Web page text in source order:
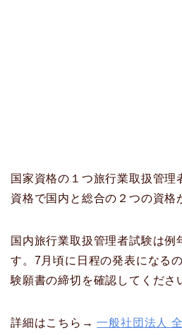
国家資格の１つ旅行業取扱管理
資格で国内と総合の２つの資格
国内旅行業取扱管理者試験は例
す。7月頃に日程の発表になる
験願書の締切を確認してくださ
詳細はこちら→一般社団法人